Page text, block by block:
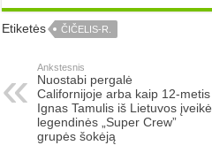
Etiketės ČIČELIS-R.
Ankstesnis
Nuostabi pergalė
Californijoje arba kaip 12-metis
Ignas Tamulis iš Lietuvos įveikė
legendinės „Super Crew”
grupės šokėją